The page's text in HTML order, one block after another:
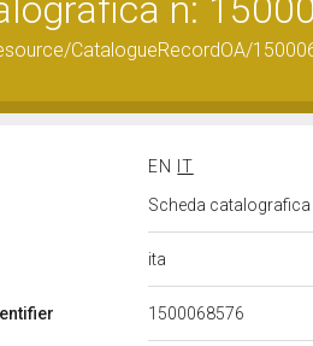
n:
CatalogueRecordOA/
EN
IT
Scheda
ita
1500068576